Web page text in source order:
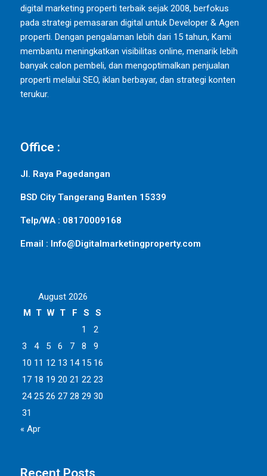
digital marketing properti terbaik sejak 2008, berfokus
pada strategi pemasaran digital untuk Developer & Agen
properti. Dengan pengalaman lebih dari 15 tahun, Kami
membantu meningkatkan visibilitas online, menarik lebih
banyak calon pembeli, dan mengoptimalkan penjualan
properti melalui SEO, iklan berbayar, dan strategi konten
terukur.
Office :
Jl. Raya Pagedangan
BSD City Tangerang Banten 15339
Telp/WA : 08170009168
Email : Info@Digitalmarketingproperty.com
August 2026
M T W T F S
S
1
2
3
4 5 6 7 8
9
10 11 12 13 14 15 16
17 18 19 20 21 22 23
24 25 26 27 28 29 30
31
« Apr
Recent Posts